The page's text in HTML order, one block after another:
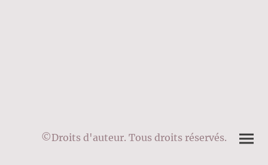
©Droits d'auteur. Tous droits réservés.